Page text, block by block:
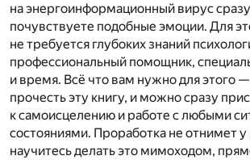
на энергоинформационный вирус
почувствуете подобные эмоции. Для
не требуется глубоких знаний
профессиональный помощник,
и время. Всё что вам нужно для этого
прочесть эту книгу, и можно сразу
к самоисцелению и работе с любыми
состояниями. Проработка не отнимет
научитесь делать это мимоходом,